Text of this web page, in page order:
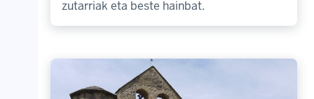
zutarriak eta beste hainbat.